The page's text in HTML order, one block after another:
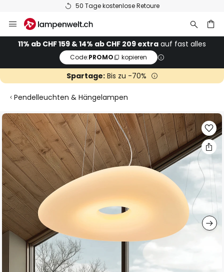
50 Tage kostenlose Retoure
Inhalt
springen
11% ab CHF 159 & 14% ab CHF 209 extra auf fast alles
Code:PROMO kopieren
Spartage:Bis zu -70%
Pendelleuchten & Hängelampen
Zum
Ende
der
Bildgalerie
springen